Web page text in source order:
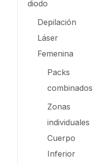
diodo
Depilación
Láser
Femenina
Packs
combinados
Zonas
individuales
Cuerpo
Inferior